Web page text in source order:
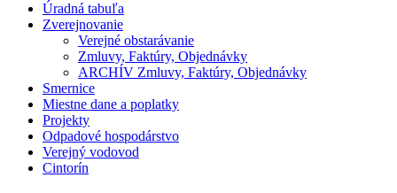
Úradná tabuľa
Zverejnovanie
Verejné obstarávanie
Zmluvy, Faktúry, Objednávky
ARCHÍV Zmluvy, Faktúry, Objednávky
Smernice
Miestne dane a poplatky
Projekty
Odpadové hospodárstvo
Verejný vodovod
Cintorín